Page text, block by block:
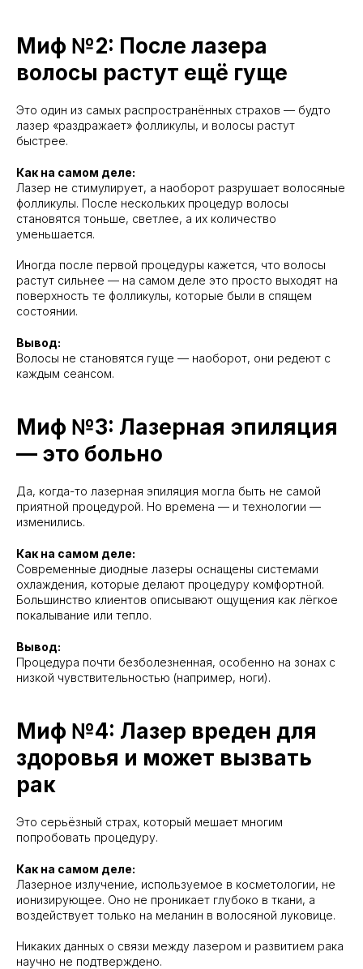
Миф №2: После лазера
волосы растут ещё гуще
Это один из самых распространённых страхов — будто
лазер «раздражает» фолликулы, и волосы растут
быстрее.
Как на самом деле:
Лазер не стимулирует, а наоборот разрушает волосяные
фолликулы. После нескольких процедур волосы
становятся тоньше, светлее, а их количество
уменьшается.
Иногда после первой процедуры кажется, что волосы
растут сильнее — на самом деле это просто выходят на
поверхность те фолликулы, которые были в спящем
состоянии.
Вывод:
Волосы не становятся гуще — наоборот, они редеют с
каждым сеансом.
Миф №3: Лазерная эпиляция
— это больно
Да, когда-то лазерная эпиляция могла быть не самой
приятной процедурой. Но времена — и технологии —
изменились.
Как на самом деле:
Современные диодные лазеры оснащены системами
охлаждения, которые делают процедуру комфортной.
Большинство клиентов описывают ощущения как лёгкое
покалывание или тепло.
Вывод:
Процедура почти безболезненная, особенно на зонах с
низкой чувствительностью (например, ноги).
Миф №4: Лазер вреден для
здоровья и может вызвать
рак
Это серьёзный страх, который мешает многим
попробовать процедуру.
Как на самом деле:
Лазерное излучение, используемое в косметологии, не
ионизирующее. Оно не проникает глубоко в ткани, а
воздействует только на меланин в волосяной луковице.
Никаких данных о связи между лазером и развитием рака
научно не подтверждено.